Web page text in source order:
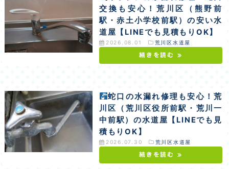
交換も安心！荒川区（熊野前
駅・赤土小学校前駅）の安い水
道屋【LINEでも見積もりOK】
2026.08.01 荒川区水道屋
続きを読む »
蛇口の水漏れ修理も安心！荒
川区（荒川区役所前駅・荒川一
中前駅）の水道屋【LINEでも見
積もりOK】
2026.07.30 荒川区水道屋
続きを読む »